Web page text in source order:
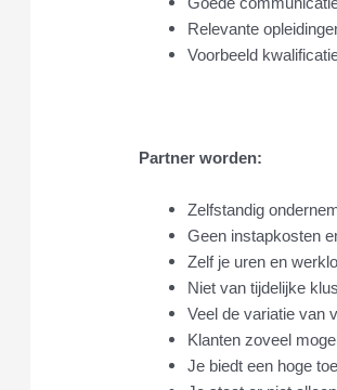
Relevante
Voorbeeld
Partner worden:
Zelfstandig
Geen instapkosten
Zelf je uren en
Niet van tijdelijke
Veel de variatie van
Klanten zoveel
Je biedt een hoge